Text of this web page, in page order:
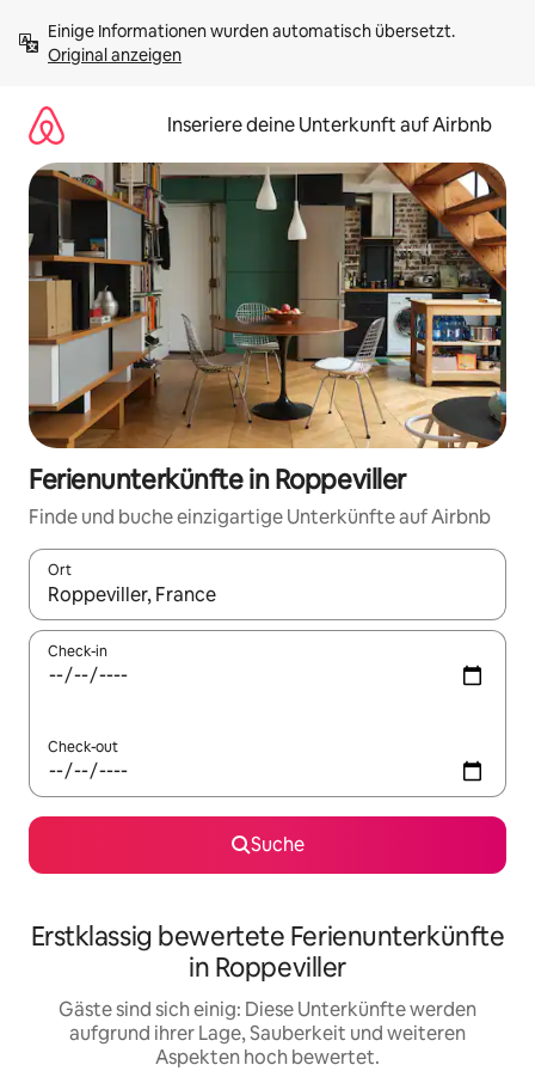
Inhalten
springenOriginal anzeigen
Inseriere deine Unterkunft auf Airbnb
Ferienunterkünfte in Roppeviller
Finde und buche einzigartige Unterkünfte auf Airbnb
Ort
Wenn Ergebnisse verfügbar sind, navigiere mit den
Check-in
Check-out
Suche
Erstklassig bewertete Ferienunterkünfte
in Roppeviller
Gäste sind sich einig: Diese Unterkünfte werden
aufgrund ihrer Lage, Sauberkeit und weiteren
Aspekten hoch bewertet.